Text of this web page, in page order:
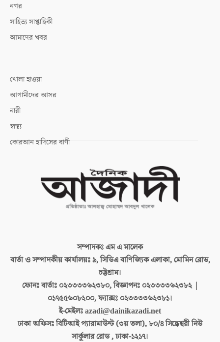
নগর
সাহিত্য সাপ্তাহিকী
আমাদের খবর
খোলা হাওয়া
আগামীদের আসর
নারী
স্বাস্থ্য
কোরআন হাদিসের বাণী
সম্পাদকঃএম এ মালেক
বার্তা ও সম্পাদকীয় কার্যালয়ঃ৯, সিডিএ বাণিজ্যিক এলাকা, মোমিন রোড,
চট্টগ্রাম।
ফোনঃ বার্তাঃ ০২৩৩৩৩৬২৩৮০, বিজ্ঞাপনঃ ০২৩৩৩৩৬২৩৮২ |
০১৭৫৫৬০৮২০০, ফ্যাক্সঃ ০২৩৩৩৩৬২৩৮১।
ই-মেইলঃazadi@dainikazadi.net
ঢাকা অফিসঃবিটিআই প্যারামাউন্ট (৩য় তলা), ৮০/৪ সিদ্ধেশ্বরী নিউ
সার্কুলার রোড , ঢাকা-১২১৭।